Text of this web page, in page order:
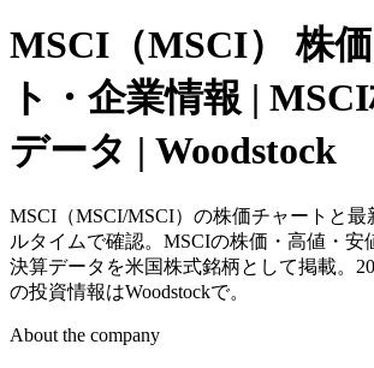
MSCI（MSCI）
株
ト・企業情報 |
データ | Woodstock
MSCI（MSCI/MSCI）の株価チャートと最
ルタイムで確認。MSCIの株価・高値・安
決算データを米国株式銘柄として掲載。
の投資情報はWoodstockで。
About the company